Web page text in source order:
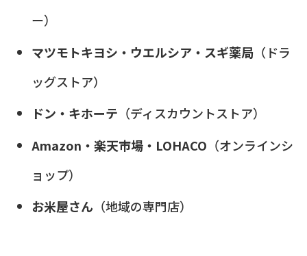
ー）
マツモトキヨシ・ウエルシア・スギ薬局（ドラ
ッグストア）
ドン・キホーテ （ディスカウントストア）
Amazon・楽天市場・LOHACO （オンラインシ
ョップ）
お米屋さん （地域の専門店）